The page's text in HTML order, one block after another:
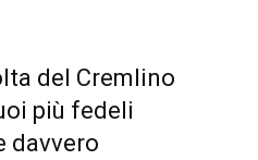
del Cremlino
più fedeli
davvero